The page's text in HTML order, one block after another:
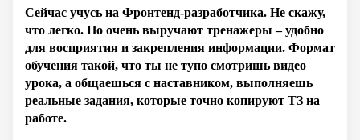
Сейчас учусь на Фронтенд-разработчика. Не скажу,
что легко. Но очень выручают тренажеры – удобно
для восприятия и закрепления информации. Формат
обучения такой, что ты не тупо смотришь видео
урока, а общаешься с наставником, выполняешь
реальные задания, которые точно копируют ТЗ на
работе.